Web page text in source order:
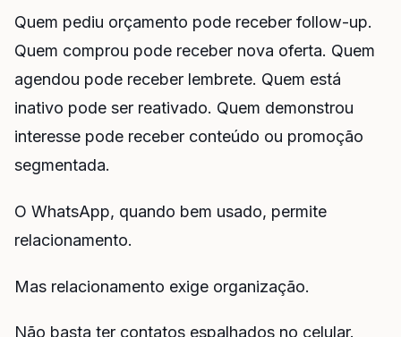
Quem pediu orçamento pode receber follow-up.
Quem comprou pode receber nova oferta. Quem
agendou pode receber lembrete. Quem está
inativo pode ser reativado. Quem demonstrou
interesse pode receber conteúdo ou promoção
segmentada.
O WhatsApp, quando bem usado, permite
relacionamento.
Mas relacionamento exige organização.
Não basta ter contatos espalhados no celular.